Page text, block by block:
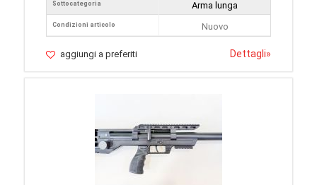
Sottocategoria
Condizioni articolo
Arma lunga
Nuovo
aggiungi a preferiti Dettagli»